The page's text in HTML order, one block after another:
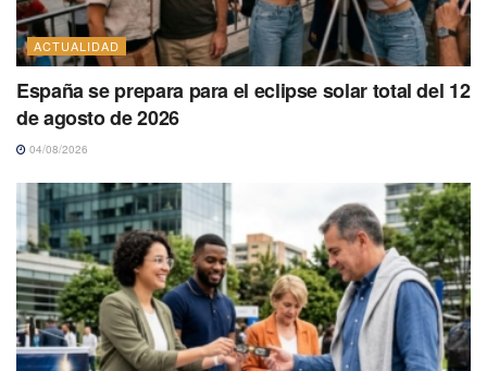
ACTUALIDAD
España se prepara para el eclipse solar total del 12
de agosto de 2026
04/08/2026